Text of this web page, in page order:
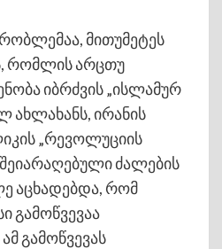
მითუმეტეს
რომლის არცთუ
იბრძვის „ისლამურ
ახლახანს, ირანის
„რევოლუციის
ძალების
აცხადებდა, რომ
გამოწვევაა
გამოწვევას